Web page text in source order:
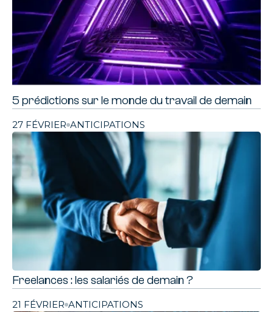
5 prédictions sur le monde du travail de demain
27 FÉVRIER ANTICIPATIONS
Freelances : les salariés de demain ?
21 FÉVRIER ANTICIPATIONS